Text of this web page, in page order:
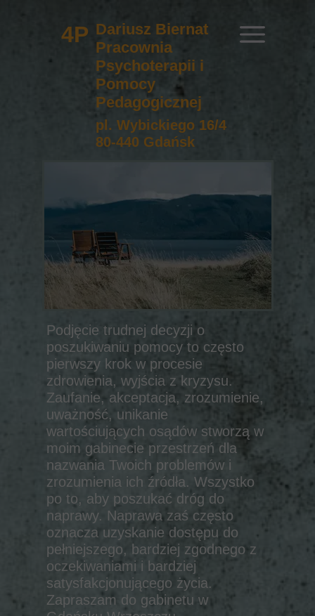
Podjęcie trudnej decyzji o
poszukiwaniu pomocy to często
pierwszy krok w procesie
zdrowienia, wyjścia z kryzysu.
Zaufanie, akceptacja, zrozumienie,
uważność, unikanie
wartościujących osądów stworzą w
moim gabinecie przestrzeń dla
nazwania Twoich problemów i
zrozumienia ich źródła. Wszystko
po to, aby poszukać dróg do
naprawy. Naprawa zaś często
oznacza uzyskanie dostępu do
pełniejszego, bardziej zgodnego z
oczekiwaniami i bardziej
satysfakcjonującego życia.
Zapraszam do gabinetu w
pl. Wybickiego 16/4
80-440 Gdańsk
Dariusz Biernat
Pracownia
Psychoterapii i
Pomocy
Pedagogicznej
4P